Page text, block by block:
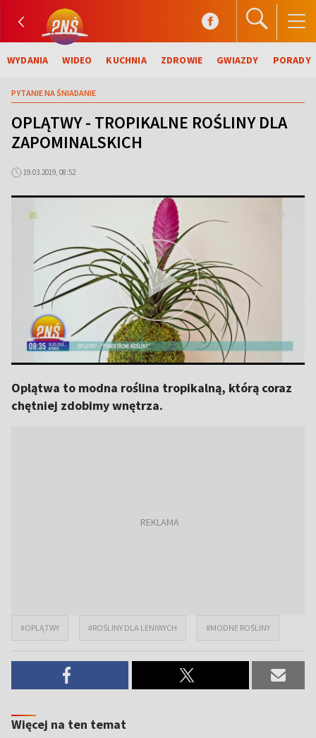
WYDANIA WIDEO KUCHNIA ZDROWIE GWIAZDY PORADY
PYTANIE NA ŚNIADANIE
OPLĄTWY - TROPIKALNE ROŚLINY DLA
ZAPOMINALSKICH
19.03.2019, 08:52
Oplątwa to modna roślina tropikalną, którą coraz
chętniej zdobimy wnętrza.
#OPLĄTWY #ROŚLINY DLA LENIWYCH #MODNE ROŚLINY
Więcej na ten temat